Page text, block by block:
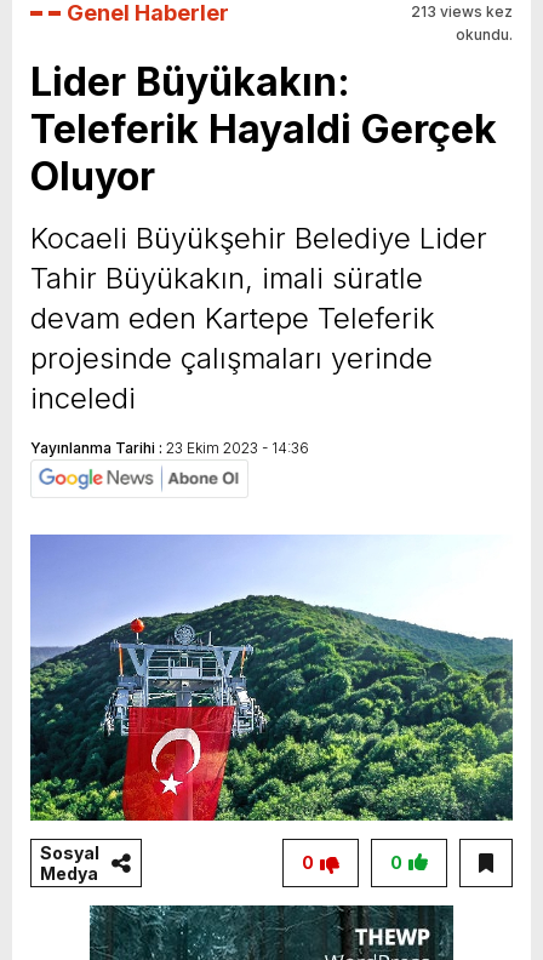
Genel Haberler
213 views kez
okundu.
Lider Büyükakın:
Teleferik Hayaldi Gerçek
Oluyor
Kocaeli Büyükşehir Belediye Lider
Tahir Büyükakın, imali süratle
devam eden Kartepe Teleferik
projesinde çalışmaları yerinde
inceledi
Yayınlanma Tarihi : 23 Ekim 2023 - 14:36
Sosyal
Medya
0
0